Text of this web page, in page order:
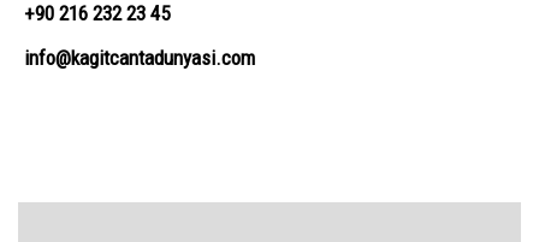
+90 216 232 23 45
info@kagitcantadunyasi.com